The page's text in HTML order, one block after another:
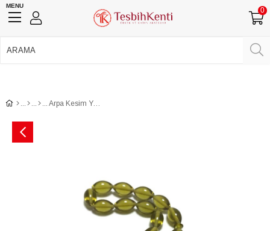
MENU
0
Arpa Kesim Yeşil Toz Kehribar Tesbih